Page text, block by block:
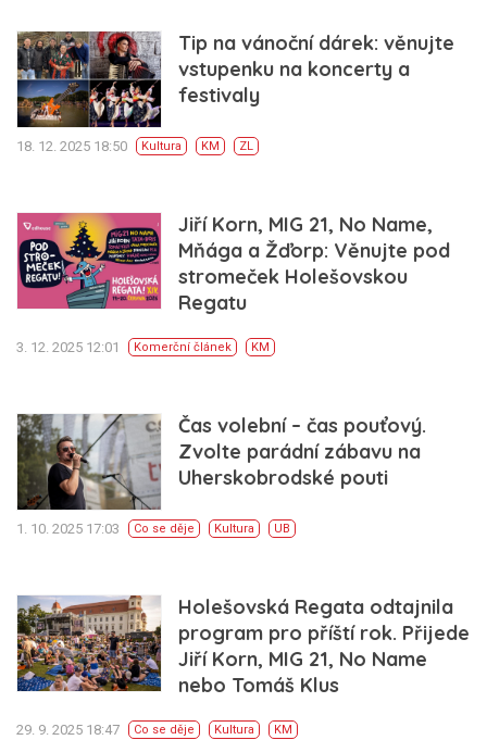
Tip na vánoční dárek: věnujte
vstupenku na koncerty a
festivaly
18. 12. 2025 18:50 Kultura KM ZL
Jiří Korn, MIG 21, No Name,
Mňága a Žďorp: Věnujte pod
stromeček Holešovskou
Regatu
3. 12. 2025 12:01 Komerční článek KM
Čas volební – čas pouťový.
Zvolte parádní zábavu na
Uherskobrodské pouti
1. 10. 2025 17:03 Co se děje Kultura UB
Holešovská Regata odtajnila
program pro příští rok. Přijede
Jiří Korn, MIG 21, No Name
nebo Tomáš Klus
29. 9. 2025 18:47 Co se děje Kultura KM